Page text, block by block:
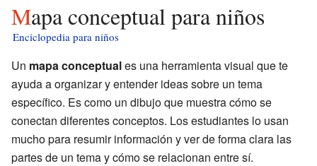
Mapa conceptual para niños
Enciclopedia para niños
Un mapa conceptuales una herramienta visual que te
ayuda a organizar y entender ideas sobre un tema
específico. Es como un dibujo que muestra cómo se
conectan diferentes conceptos. Los estudiantes lo usan
mucho para resumir información y ver de forma clara las
partes de un tema y cómo se relacionan entre sí.